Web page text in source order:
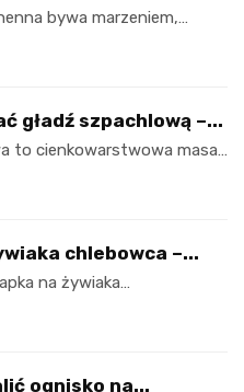
bywa marzeniem,…
gładź szpachlową –...
to cienkowarstwowa masa…
chlebowca –...
na żywiaka…
ognisko na...